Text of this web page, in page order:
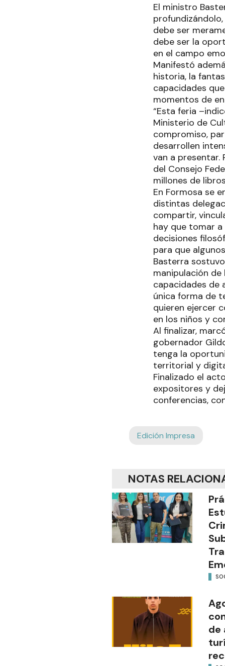
El ministro
debe ser
debe ser la
en el campo
Manifestó
historia, la
capacidades
momentos de
“Esta feria
Ministerio de
compromiso,
desarrollen
van a
del Consejo
millones de
En Formosa se
distintas
compartir,
hay que tomar
decisiones
para que
Basterra
manipulación
capacidades de
única forma de
quieren ejercer
en los niños y
Al finalizar,
gobernador
tenga la
territorial y
Finalizado el
expositores y
conferencias,
Edición Impresa
NOTAS
de